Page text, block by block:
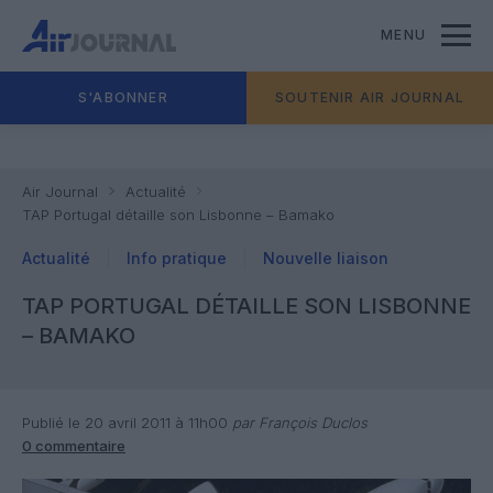
MENU
S'ABONNER SOUTENIR AIR JOURNAL
Air Journal
Actualité
TAP Portugal détaille son Lisbonne – Bamako
Actualité Info pratique Nouvelle liaison
TAP PORTUGAL DÉTAILLE SON LISBONNE
– BAMAKO
Publié le 20 avril 2011 à 11h00 par François Duclos
0 commentaire